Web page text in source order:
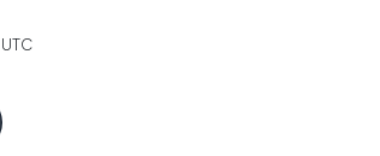
UTC